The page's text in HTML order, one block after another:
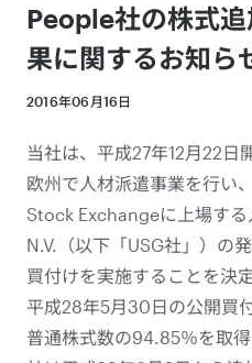
People社の株式
果に関するお知ら
2016年06月16日
当社は、平成27年12月22日
欧州で人材派遣事業を行い
Stock Exchangeに上場す
N.V.（以下「USG社」）の
買付けを実施することを決
平成28年5月30日の公開買
普通株式数の94.85％を取